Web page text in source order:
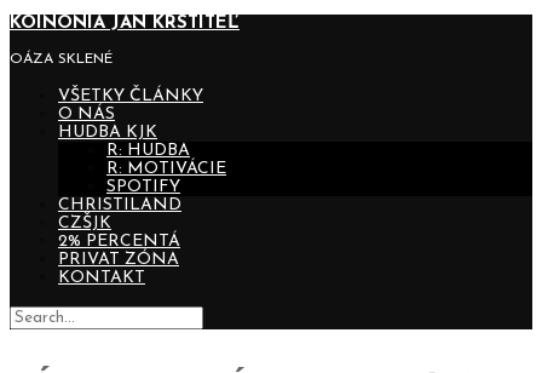
KOINONIA JÁN KRSTITEĽ
OÁZA SKLENÉ
VŠETKY ČLÁNKY
O NÁS
HUDBA KJK
R: HUDBA
R: MOTIVÁCIE
SPOTIFY
CHRISTILAND
CZŠJK
2% PERCENTÁ
PRIVAT ZÓNA
KONTAKT